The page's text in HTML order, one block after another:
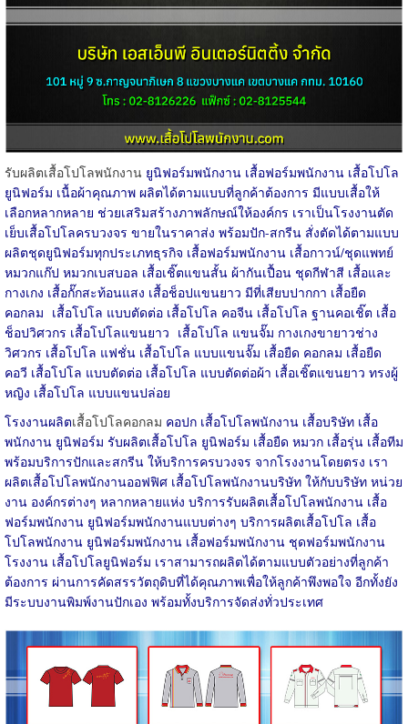
รับผลิตเสื้อโปโลพนักงานยูนิฟอร์มพนักงาน เสื้อฟอร์มพนักงาน เสื้อโปโล
ยูนิฟอร์ม เนื้อผ้าคุณภาพ ผลิตได้ตามแบบที่ลูกค้าต้องการ มีแบบเสื้อให้
เลือกหลากหลาย ช่วยเสริมสร้างภาพลักษณ์ให้องค์กร เราเป็นโรงงานตัด
เย็บเสื้อโปโลครบวงจร ขายในราคาส่ง พร้อมปัก-สกรีน สั่งตัดได้ตามแบบ
ผลิตชุดยูนิฟอร์มทุกประเภทธุรกิจ เสื้อฟอร์มพนักงาน เสื้อกาวน์/ชุดแพทย์
หมวกแก๊ป หมวกเบสบอล เสื้อเชิ๊ตแขนสั้น ผ้ากันเปื้อน ชุดกีฬาสี เสื้อและ
กางเกง เสื้อกั๊กสะท้อนแสง เสื้อช็อปแขนยาว มีที่เสียบปากกา เสื้อยืด
คอกลม เสื้อโปโล แบบตัดต่อ เสื้อโปโล คอจีน เสื้อโปโล ฐานคอเชิ๊ต เสื้อ
ช็อปวิศวกร เสื้อโปโลแขนยาว เสื้อโปโล แขนจั๊ม กางเกงขายาวช่าง
วิศวกร เสื้อโปโล แฟชั่น เสื้อโปโล แบบแขนจั๊ม เสื้อยืด คอกลม เสื้อยืด
คอวี เสื้อโปโล แบบตัดต่อ เสื้อโปโล แบบตัดต่อผ้า เสื้อเชิ๊ตแขนยาว ทรงผู้
หญิง เสื้อโปโล แบบแขนปล่อย
โรงงานผลิตเสื้อโปโลคอกลม คอปก เสื้อโปโลพนักงาน เสื้อบริษัท เสื้อ
พนักงาน ยูนิฟอร์ม รับผลิตเสื้อโปโล ยูนิฟอร์ม เสื้อยืด หมวก เสื้อรุ่น เสื้อทีม
พร้อมบริการปักและสกรีน ให้บริการครบวงจร จากโรงงานโดยตรง เรา
ผลิตเสื้อโปโลพนักงานออฟฟิศ เสื้อโปโลพนักงานบริษัท ให้กับบริษัท หน่วย
งาน องค์กรต่างๆ หลากหลายแห่ง บริการรับผลิตเสื้อโปโลพนักงาน เสื้อ
ฟอร์มพนักงาน ยูนิฟอร์มพนักงานแบบต่างๆ บริการผลิตเสื้อโปโล เสื้อ
โปโลพนักงาน ยูนิฟอร์มพนักงาน เสื้อฟอร์มพนักงาน ชุดฟอร์มพนักงาน
โรงงาน เสื้อโปโลยูนิฟอร์ม เราสามารถผลิตได้ตามแบบตัวอย่างที่ลูกค้า
ต้องการ ผ่านการคัดสรรวัตถุดิบที่ได้คุณภาพเพื่อให้ลูกค้าพึงพอใจ อีกทั้งยัง
มีระบบงานพิมพ์งานปักเอง พร้อมทั้งบริการจัดส่งทั่วประเทศ